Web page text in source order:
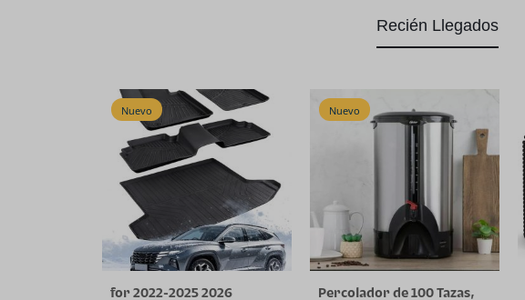
Recién Llegados
Nuevo
for 2022-2025 2026
Nuevo
Percolador de 100 Tazas,